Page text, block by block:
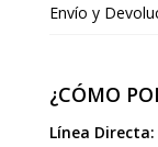
Envío y
¿CÓMO
Línea Directa: